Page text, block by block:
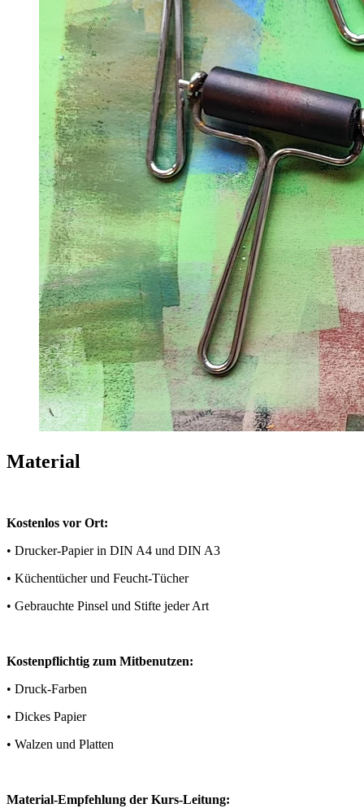
Material
Kostenlos vor Ort:
• Drucker-Papier in DIN A4 und DIN A3
• Küchentücher und Feucht-Tücher
• Gebrauchte Pinsel und Stifte jeder Art
Kostenpflichtig zum Mitbenutzen:
• Druck-Farben
• Dickes Papier
• Walzen und Platten
Material-Empfehlung der Kurs-Leitung: